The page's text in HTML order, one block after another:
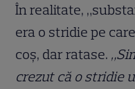
În realitate,
era o stridie pe
coș, dar ratase.
crezut că o stridie